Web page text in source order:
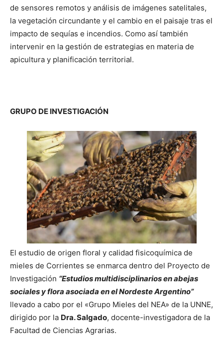
de sensores remotos y análisis de imágenes satelitales,
la vegetación circundante y el cambio en el paisaje tras el
impacto de sequías e incendios. Como así también
intervenir en la gestión de estrategias en materia de
apicultura y planificación territorial.
GRUPO DE INVESTIGACIÓN
El estudio de origen floral y calidad fisicoquímica de
mieles de Corrientes se enmarca dentro del Proyecto de
Investigación “Estudios multidisciplinarios en abejas
sociales y flora asociada en el Nordeste Argentino”
llevado a cabo por el «Grupo Mieles del NEA» de la UNNE,
dirigido por la Dra. Salgado, docente-investigadora de la
Facultad de Ciencias Agrarias.